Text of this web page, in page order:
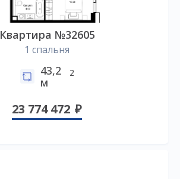
Квартира №32605
1 спальня
43,2
м
2
23 774 472